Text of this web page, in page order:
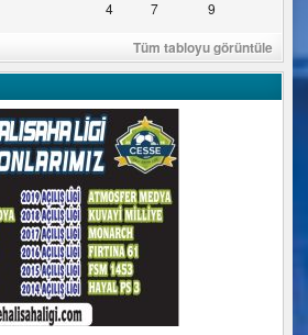
4 7 9
Tüm tabloyu görüntüle